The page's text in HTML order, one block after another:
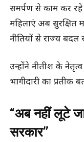
समर्पण से काम कर रहे
महिलाएं अब
नीतियों से राज्य बदल
उन्होंने नीतीश के
भागीदारी का प्रतीक
“अब नहीं लूटे
सरकार”